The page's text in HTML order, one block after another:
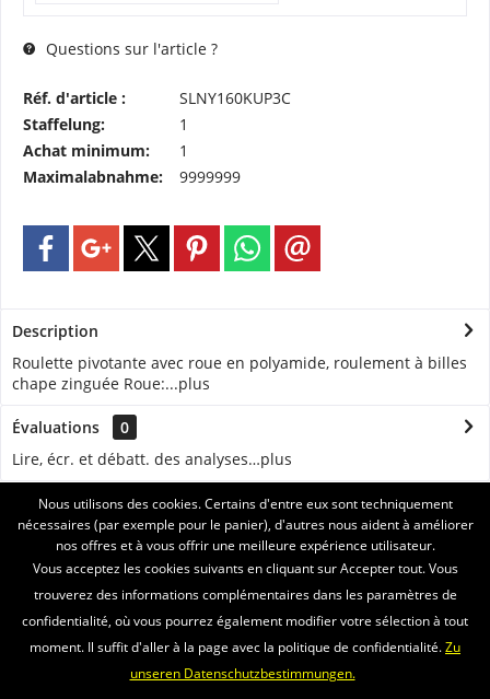
Questions sur l'article ?
Réf. d'article :
SLNY160KUP3C
Staffelung:
1
Achat minimum:
1
Maximalabnahme:
9999999
Description
Roulette pivotante avec roue en polyamide, roulement à billes
chape zinguée Roue:...plus
Évaluations
0
Lire, écr. et débatt. des analyses…plus
ASSISTANCE
SERVICE
INFORMATIONS
Nous utilisons des cookies. Certains d'entre eux sont techniquement
nécessaires (par exemple pour le panier), d'autres nous aident à améliorer
nos offres et à vous offrir une meilleure expérience utilisateur.
Vous acceptez les cookies suivants en cliquant sur Accepter tout. Vous
trouverez des informations complémentaires dans les paramètres de
confidentialité, où vous pourrez également modifier votre sélection à tout
moment. Il suffit d'aller à la page avec la politique de confidentialité.Zu
unseren Datenschutzbestimmungen.